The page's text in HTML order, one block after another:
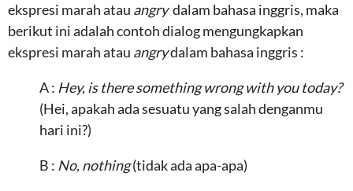
ekspresi marah atau angrydalam bahasa inggris, maka
berikut ini adalah contoh dialog mengungkapkan
ekspresi marah atau angrydalam bahasa inggris :
A : Hey, is there something wrong with you today?
(Hei, apakah ada sesuatu yang salah denganmu
hari ini?)
B : No, nothing(tidak ada apa-apa)